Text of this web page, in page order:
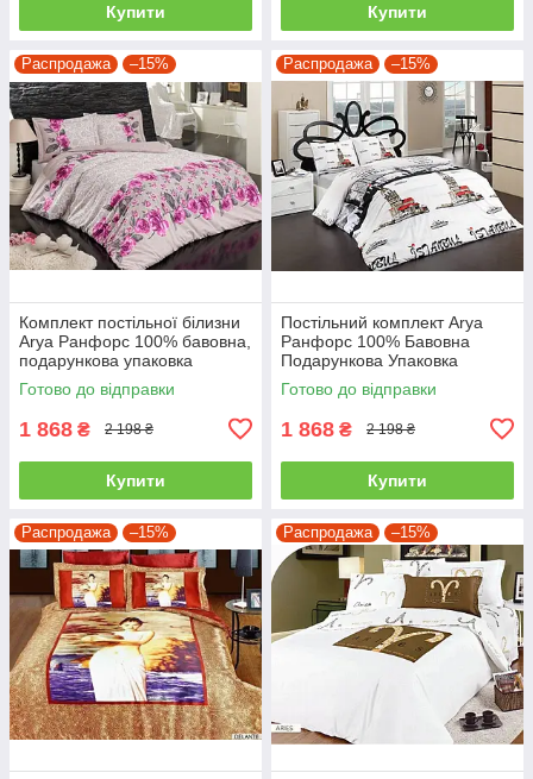
Купити Купити
Распродажа –15%
Комплект постільної білизни
Arya Ранфорс 100% бавовна,
подарункова упаковка
полуторний
Готово до відправки
1 868 ₴ 2 198 ₴
Купити
Распродажа –15%
Постільний комплект Arya
Ранфорс 100% Бавовна
Подарункова Упаковка
полуторний
Готово до відправки
1 868 ₴ 2 198 ₴
Купити
Распродажа –15% Распродажа –15%